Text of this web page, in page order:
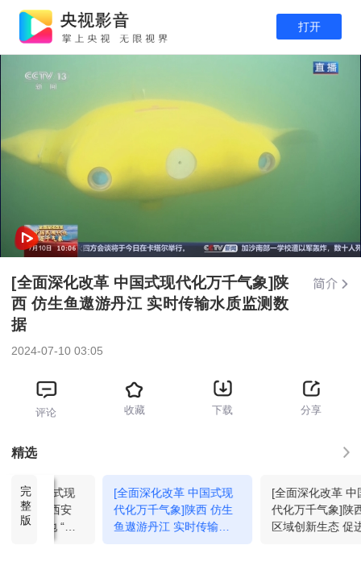
打开
[全面深化改革 中国式现代化万千气象]陕
西 仿生鱼遨游丹江 实时传输水质监测数
据
2024-07-10 03:05
评论 收藏 下载 分享
精选
完
整
版
改革 中国式现
象]陕西西安
创新高地 “双
[全面深化改革 中国式现
代化万千气象]陕西 仿生
鱼遨游丹江 实时传输水
质监测数据
[全面深化改革 中
代化万千气象]陕
区域创新生态 促